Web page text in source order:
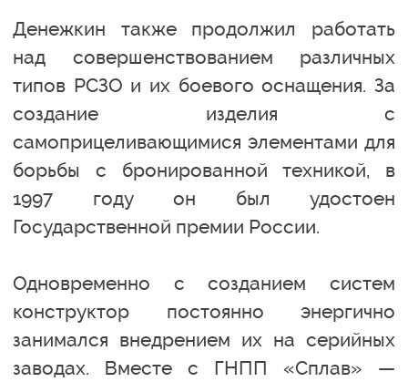
Денежкин также продолжил работать
над совершенствованием различных
типов РСЗО и их боевого оснащения. За
создание изделия с
самоприцеливающимися элементами для
борьбы с бронированной техникой, в
1997 году он был удостоен
Государственной премии России.
Одновременно с созданием систем
конструктор постоянно энергично
занимался внедрением их на серийных
заводах. Вместе с ГНПП «Сплав» —